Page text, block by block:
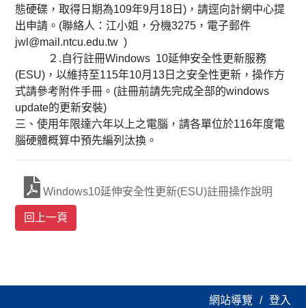
態硬碟，取得日期為109年9月18日)，請逕向計網中心提
出申請。(聯絡人：江小姐，分機3275，電子郵件
jwl@mail.ntcu.edu.tw )
２.自行註冊Windows 10延伸安全性更新服務
(ESU)，以維持至115年10月13日之安全性更新，操作方
式請參考附件手冊。(註冊前請先完成全部的windows
update的更新安裝)
三、使用年限達六年以上之電腦，請各單位於116年度電
腦硬體概算中預先編列汰換。
Windows10延伸安全性更新(ESU)註冊操作說明
網站導覽 登入